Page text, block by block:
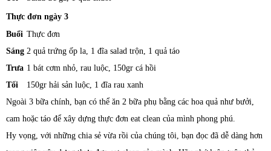
Thực đơn ngày 3
Buổi Thực đơn
Sáng 2 quả trứng ốp la, 1 đĩa salad trộn, 1 quả táo
Trưa 1 bát cơm nhỏ, rau luộc, 150gr cá hồi
Tối
150gr hải sản luộc, 1 đĩa rau xanh
Ngoài 3 bữa chính, bạn có thể ăn 2 bữa phụ bằng các hoa quả như bưởi,
cam hoặc táo để xây dựng thực đơn eat clean của mình phong phú.
Hy vọng, với những chia sẻ vừa rồi của chúng tôi, bạn đọc đã dễ dàng hơn